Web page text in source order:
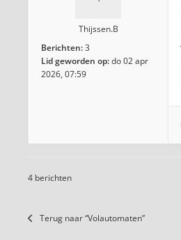
Thijssen.B
Berichten:3
Lid geworden op:do 02 apr
2026, 07:59
4 berichten
Terug naar “Volautomaten”